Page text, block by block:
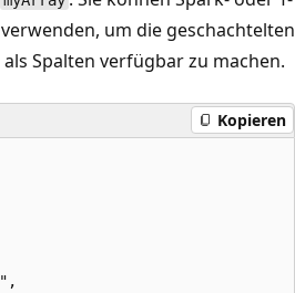
um die geschachtelten
Spalten verfügbar zu machen.
Kopieren